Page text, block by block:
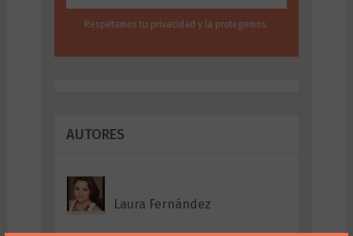
Respetamos tu privacidad y la protegemos.
AUTORES
Laura Fernández